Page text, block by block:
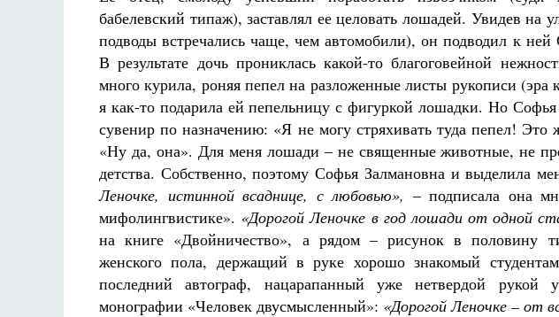
бабелевский типаж), заставлял ее целовать лошадей. Увидев на
подводы встречались чаще, чем автомобили), он подводил к
В результате дочь прониклась какой-то благоговейной
много курила, роняя пепел на разложенные листы рукописи (эра
я как-то подарила ей пепельницу с фигуркой лошадки. Но Софья
сувенир по назначению: «Я не могу стряхивать туда пепел!
«Ну да, она». Для меня лошади – не священные животные, не
детства. Собственно, поэтому Софья Залмановна и выделила
Леночке, истинной всаднице, с любовью», – подписала она
мифолингвистике». «Дорогой Леночке в год лошади от одной
на книге «Двойничество», а рядом – рисунок в половину
женского пола, держащий в руке хорошо знакомый
последний автограф, нацарапанный уже нетвердой
монографии «Человек двусмысленный»: «Дорогой Леночке – от